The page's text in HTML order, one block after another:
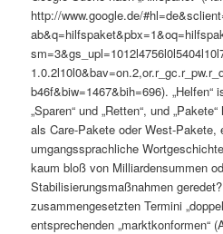
http://www.google.de/
b46f&biw=1467&bih=696).
„Sparen“ und „Retten“, und
als Care-Pakete oder West-Pakete,
umgangssprachliche
kaum bloß von Milliardensummen
Stabilisierungsmaßnahmen
zusammengesetzten Termini
entsprechenden „marktkonformen“